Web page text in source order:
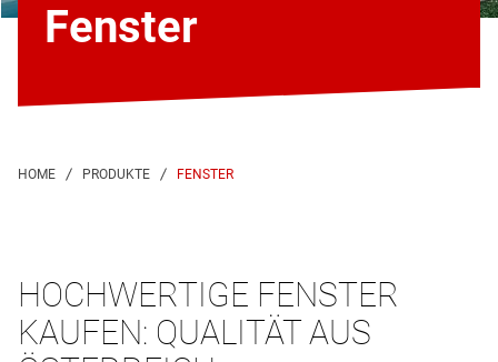
Fenster
FENSTER
HOCHWERTIGE FENSTER
KAUFEN: QUALITÄT AUS